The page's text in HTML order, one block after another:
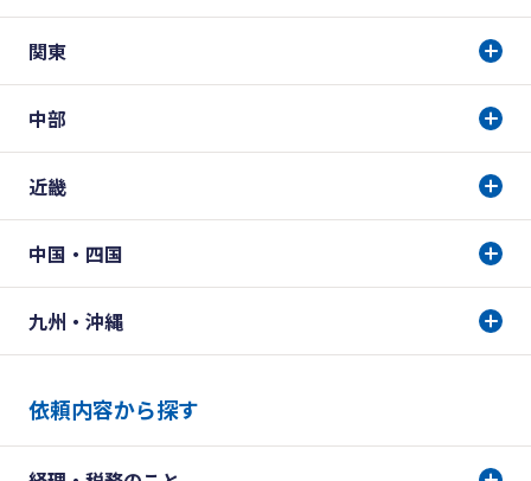
関東
中部
近畿
中国・四国
九州・沖縄
依頼内容から探す